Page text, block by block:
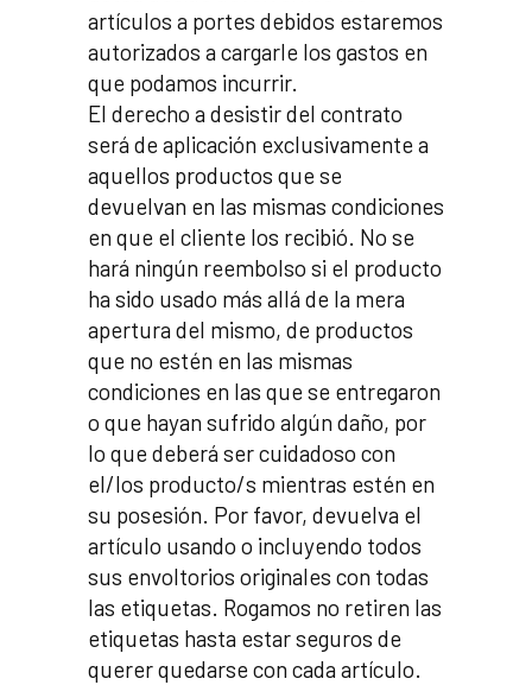
artículos a portes debidos estaremos
autorizados a cargarle los gastos en
que podamos incurrir.
El derecho a desistir del contrato
será de aplicación exclusivamente a
aquellos productos que se
devuelvan en las mismas condiciones
en que el cliente los recibió. No se
hará ningún reembolso si el producto
ha sido usado más allá de la mera
apertura del mismo, de productos
que no estén en las mismas
condiciones en las que se entregaron
o que hayan sufrido algún daño, por
lo que deberá ser cuidadoso con
el/los producto/s mientras estén en
su posesión. Por favor, devuelva el
artículo usando o incluyendo todos
sus envoltorios originales con todas
las etiquetas. Rogamos no retiren las
etiquetas hasta estar seguros de
querer quedarse con cada artículo.